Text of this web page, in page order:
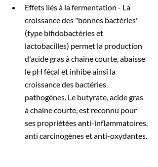
Effets liés à la fermentation - La
croissance des "bonnes bactéries"
(type bifidobactéries et
lactobacilles) permet la production
d'acide gras à chaine courte, abaisse
le pH fécal et inhibe ainsi la
croissance des bactéries
pathogènes. Le butyrate, acide gras
à chaine courte, est reconnu pour
ses propriétées anti-inflammatoires,
anti carcinogènes et anti-oxydantes.